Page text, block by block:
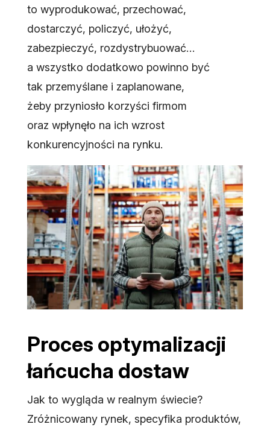
to wyprodukować, przechować,
dostarczyć, policzyć, ułożyć,
zabezpieczyć, rozdystrybuować…
a wszystko dodatkowo powinno być
tak przemyślane i zaplanowane,
żeby przyniosło korzyści firmom
oraz wpłynęło na ich wzrost
konkurencyjności na rynku.
Proces optymalizacji
łańcucha dostaw
Jak to wygląda w realnym świecie?
Zróżnicowany rynek, specyfika produktów,